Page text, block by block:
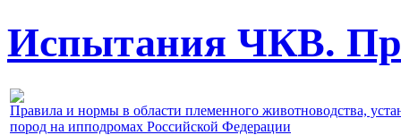
Испытания ЧКВ.
Правила и нормы в области племенного животноводства,
пород на ипподромах Российской Федерации